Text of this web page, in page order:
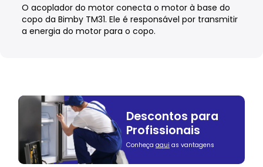
O acoplador do motor conecta o motor à base do
copo da Bimby TM31. Ele é responsável por transmitir
a energia do motor para o copo.
Descontos para
Profissionais
Conheça aqui as vantagens